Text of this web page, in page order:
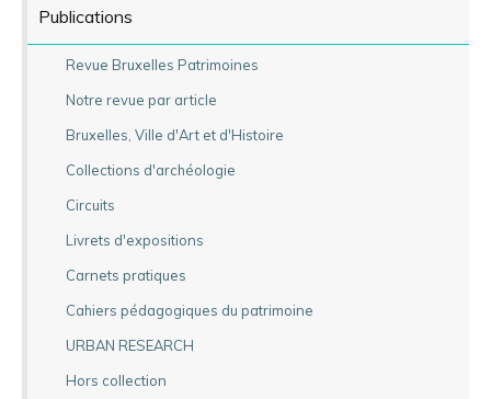
Publications
Revue Bruxelles Patrimoines
Notre revue par article
Bruxelles, Ville d'Art et d'Histoire
Collections d'archéologie
Circuits
Livrets d'expositions
Carnets pratiques
Cahiers pédagogiques du patrimoine
URBAN RESEARCH
Hors collection